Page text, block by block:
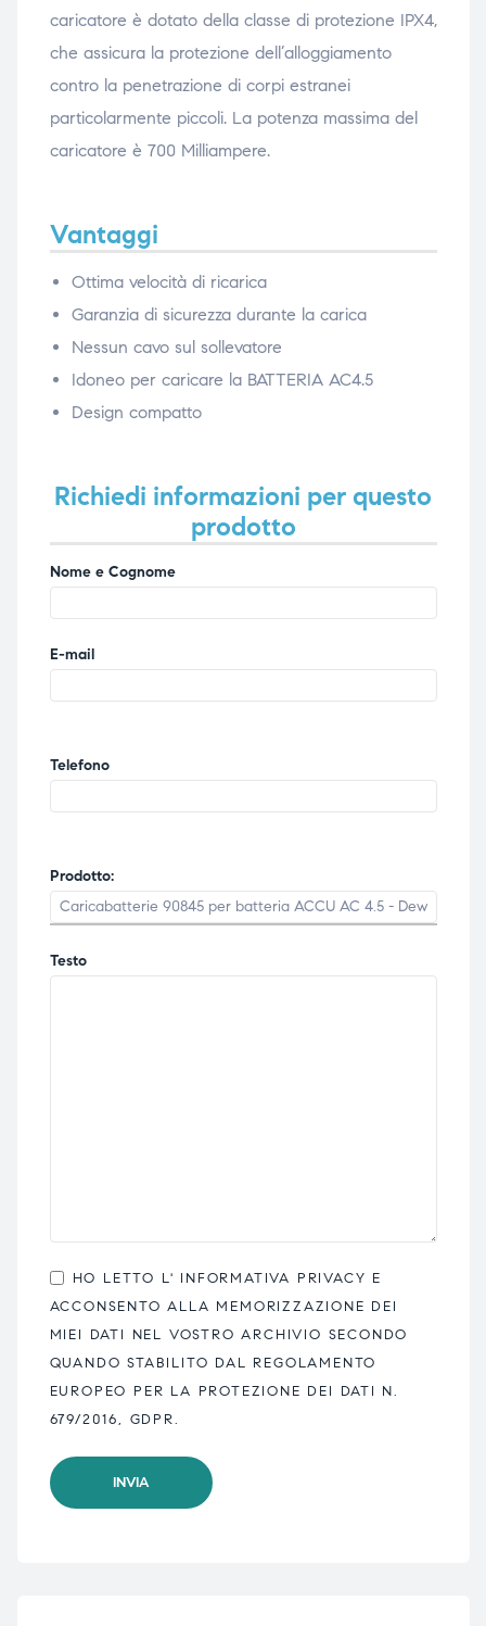
caricatore è dotato della classe di protezione IPX4,
che assicura la protezione dell’alloggiamento
contro la penetrazione di corpi estranei
particolarmente piccoli. La potenza massima del
caricatore è 700 Milliampere.
Vantaggi
Ottima velocità di ricarica
Garanzia di sicurezza durante la carica
Nessun cavo sul sollevatore
Idoneo per caricare la BATTERIA AC4.5
Design compatto
Richiedi informazioni per questo
prodotto
Nome e Cognome
E-mail
Telefono
Prodotto:
Testo
HO LETTO L' INFORMATIVA PRIVACY E
ACCONSENTO ALLA MEMORIZZAZIONE DEI
MIEI DATI NEL VOSTRO ARCHIVIO SECONDO
QUANDO STABILITO DAL REGOLAMENTO
EUROPEO PER LA PROTEZIONE DEI DATI N.
679/2016, GDPR.